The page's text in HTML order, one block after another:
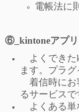
電帳法に
⑥_kintoneアプ
よくできた
ます。プラ
着信時にお
るサービスで
よくある単